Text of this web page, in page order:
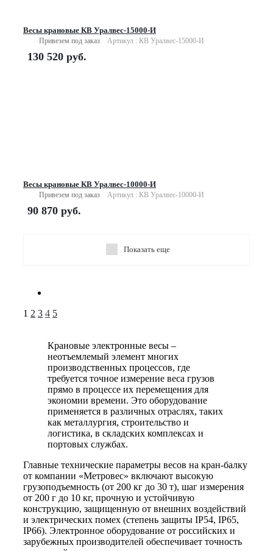
Весы крановые КВ Уралвес-15000-И
Привезем под заказ Артикул : КВ Уралвес-15000-И
130 520 руб.
Весы крановые КВ Уралвес-10000-И
Привезем под заказ Артикул : КВ Уралвес-10000-И
90 870 руб.
Показать еще
1 2 3 4 5
Крановые электронные весы –
неотъемлемый элемент многих
производственных процессов, где
требуется точное измерение веса грузов
прямо в процессе их перемещения для
экономии времени. Это оборудование
применяется в различных отраслях, таких
как металлургия, строительство и
логистика, в складских комплексах и
портовых службах.
Главные технические параметры весов на кран-балку
от компании «Метровес» включают высокую
грузоподъемность (от 200 кг до 30 т), шаг измерения
от 200 г до 10 кг, прочную и устойчивую
конструкцию, защищенную от внешних воздействий
и электрических помех (степень защиты IP54, IP65,
IP66). Электронное оборудование от российских и
зарубежных производителей обеспечивает точность